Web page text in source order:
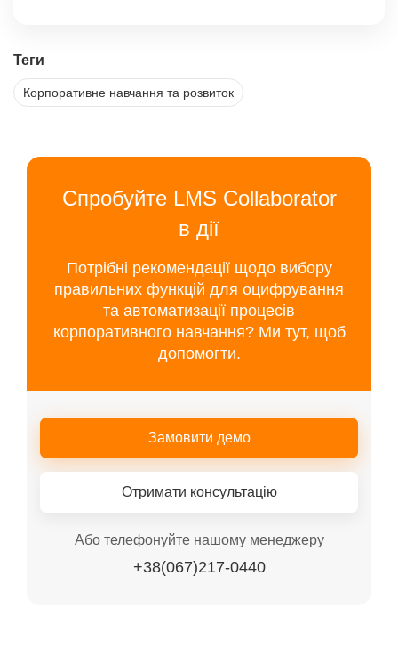
Теги
Корпоративне навчання та розвиток
Спробуйте LMS Collaborator
в дії
Потрібні рекомендації щодо вибору
правильних функцій для оцифрування
та автоматизації процесів
корпоративного навчання? Ми тут, щоб
допомогти.
Замовити демо
Отримати консультацію
Або телефонуйте нашому менеджеру
+38(067)217-0440